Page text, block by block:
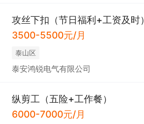
攻丝下扣（节日福利+工资及时）
3500-5500元/月
泰山区
泰安鸿锐电气有限公司
纵剪工（五险+工作餐）
6000-7000元/月